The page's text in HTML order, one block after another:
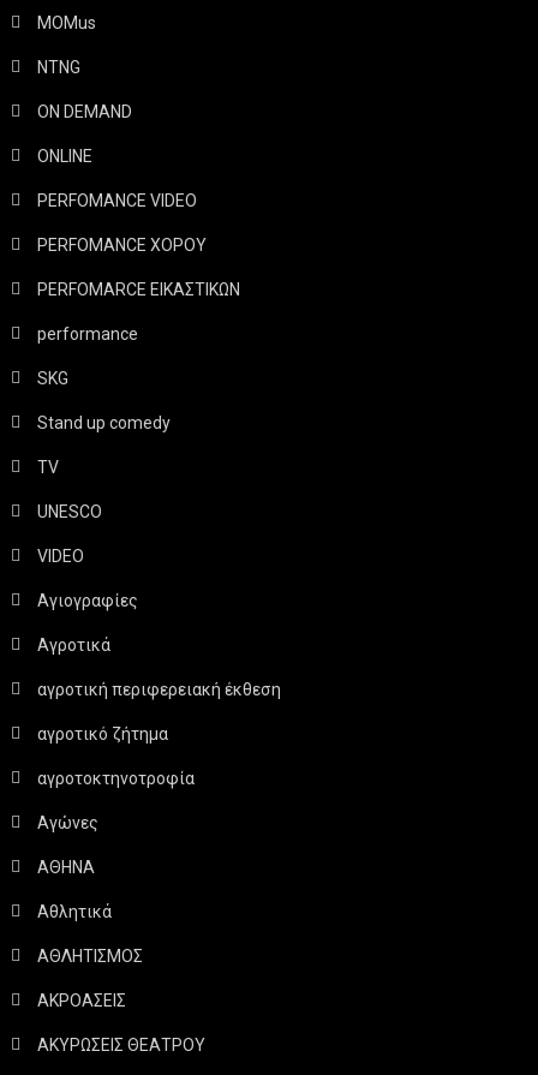
MOMus
NTNG
ON DEMAND
ONLINE
PERFOMANCE VIDEO
PERFOMANCE ΧΟΡΟΥ
PERFOMARCE ΕΙΚΑΣΤΙΚΩΝ
performance
SKG
Stand up comedy
TV
UNESCO
VIDEO
Αγιογραφίες
Αγροτικά
αγροτική περιφερειακή έκθεση
αγροτικό ζήτημα
αγροτοκτηνοτροφία
Αγώνες
ΑΘΗΝΑ
Αθλητικά
ΑΘΛΗΤΙΣΜΟΣ
ΑΚΡΟΑΣΕΙΣ
ΑΚΥΡΩΣΕΙΣ ΘΕΑΤΡΟΥ